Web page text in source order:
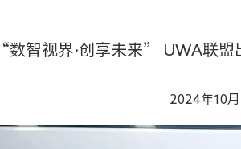
“数智视界·创享未来” UWA联
2024年10月